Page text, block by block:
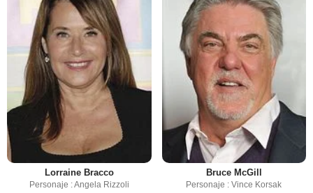
Lorraine Bracco
Personaje : Angela Rizzoli
Bruce McGill
Personaje : Vince Korsak